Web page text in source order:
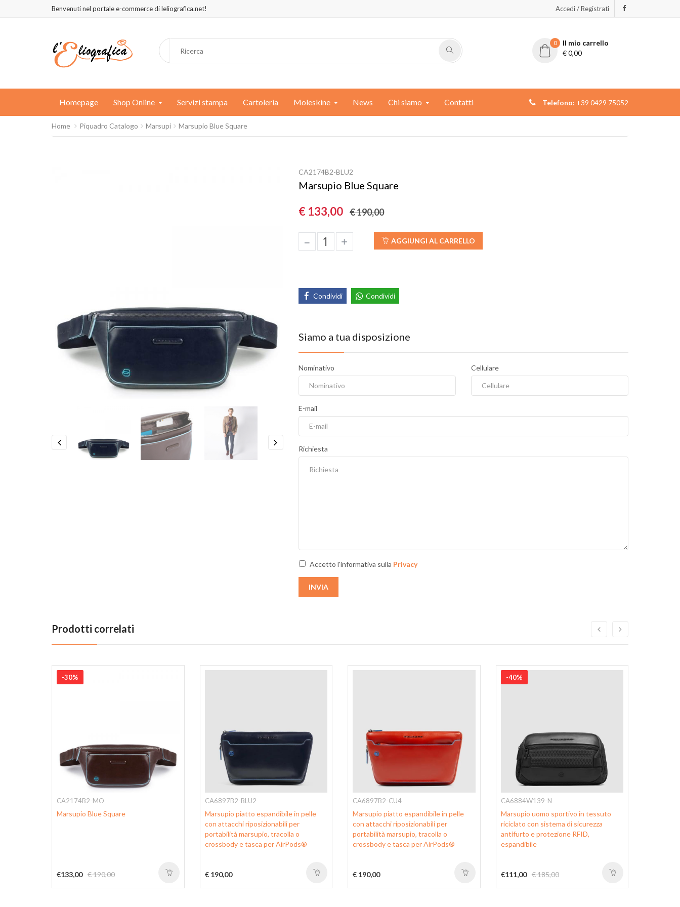
Benvenuti nel portale e-commerce di leliografica.net! Accedi / Registrati
0
Il mio carrello
€0,00
Homepage Shop Online Servizi stampa Cartoleria Moleskine News Chi siamo Contatti Telefono: +39 0429 75052
Home Piquadro Catalogo Marsupi Marsupio Blue Square
CA2174B2-BLU2
Marsupio Blue Square
€ 133,00 € 190,00
– + AGGIUNGI AL CARRELLO
Condividi Condividi
Siamo a tua disposizione
Nominativo Cellulare
E-mail
Richiesta
Accetto l'informativa sulla Privacy
INVIA
Prodotti correlati
-30%
CA2174B2-MO
Marsupio Blue Square
€133,00 € 190,00
CA6897B2-BLU2
Marsupio piatto espandibile in pelle
con attacchi riposizionabili per
portabilità marsupio, tracolla o
crossbody e tasca per AirPods®
€ 190,00
CA6897B2-CU4
Marsupio piatto espandibile in pelle
con attacchi riposizionabili per
portabilità marsupio, tracolla o
crossbody e tasca per AirPods®
€ 190,00
-40%
CA6884W139-N
Marsupio uomo sportivo in tessuto
riciclato con sistema di sicurezza
antifurto e protezione RFID,
espandibile
€111,00 € 185,00